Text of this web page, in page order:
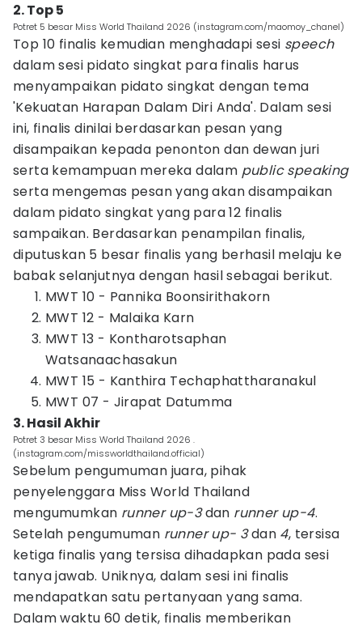
2. Top 5
Potret 5 besar Miss World Thailand 2026 (instagram.com/maomoy_chanel)
Top 10 finalis kemudian menghadapi sesi speech
dalam sesi pidato singkat para finalis harus
menyampaikan pidato singkat dengan tema
'Kekuatan Harapan Dalam Diri Anda'. Dalam sesi
ini, finalis dinilai berdasarkan pesan yang
disampaikan kepada penonton dan dewan juri
serta kemampuan mereka dalam public speaking
serta mengemas pesan yang akan disampaikan
dalam pidato singkat yang para 12 finalis
sampaikan. Berdasarkan penampilan finalis,
diputuskan 5 besar finalis yang berhasil melaju ke
babak selanjutnya dengan hasil sebagai berikut.
MWT 10 - Pannika Boonsirithakorn
MWT 12 - Malaika Karn
MWT 13 - Kontharotsaphan
Watsanaachasakun
MWT 15 - Kanthira Techaphattharanakul
MWT 07 - Jirapat Datumma
3. Hasil Akhir
Potret 3 besar Miss World Thailand 2026 .
(instagram.com/missworldthailand.official)
Sebelum pengumuman juara, pihak
penyelenggara Miss World Thailand
mengumumkan runner up-3dan runner up-4.
Setelah pengumuman runner up- 3dan 4, tersisa
ketiga finalis yang tersisa dihadapkan pada sesi
tanya jawab. Uniknya, dalam sesi ini finalis
mendapatkan satu pertanyaan yang sama.
Dalam waktu 60 detik, finalis memberikan